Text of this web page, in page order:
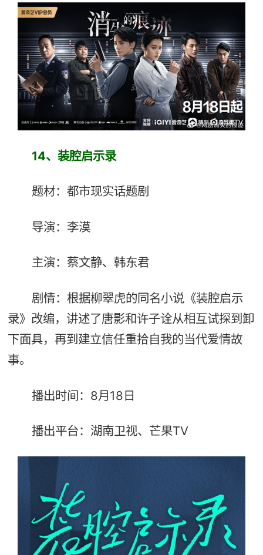
14、 装腔启示录
题材：都市现实话题剧
导演：李漠
主演：蔡文静、韩东君
剧情：根据柳翠虎的同名小说《装腔启示
录》改编，讲述了唐影和许子诠从相互试探到卸
下面具，再到建立信任重拾自我的当代爱情故
事。
播出时间：8月18日
播出平台：湖南卫视、芒果TV